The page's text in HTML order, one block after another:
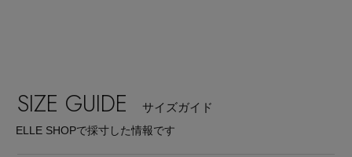
ベーシックとトレンドが交差する16の名品
SIZE GUIDE サイズガイド
ELLE SHOPで採寸した情報です